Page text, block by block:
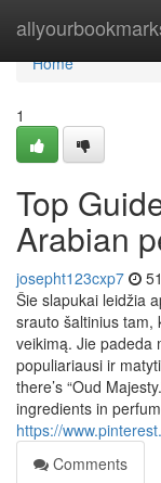
Home
Home
1
Top
Arabian
josepht123cxp7
Šie slapukai leidžia
srauto šaltinius tam,
veikimą. Jie padeda
populiariausi ir
there’s “Oud
ingredients in
https://
Comments